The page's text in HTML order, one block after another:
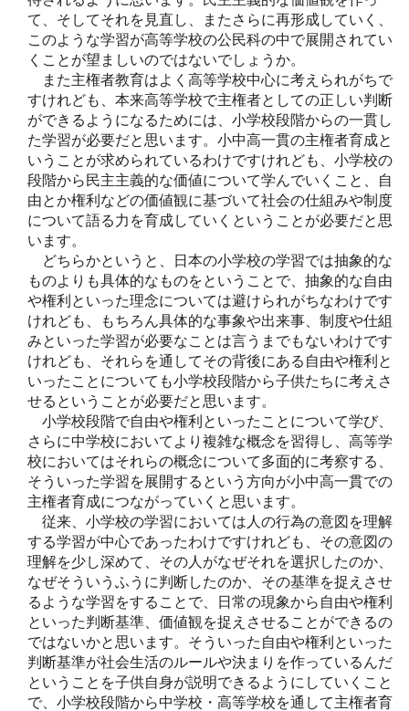
て、そしてそれを見直し、またさらに再形成していく、
このような学習が高等学校の公民科の中で展開されてい
くことが望ましいのではないでしょうか。
また主権者教育はよく高等学校中心に考えられがちで
すけれども、本来高等学校で主権者としての正しい判断
ができるようになるためには、小学校段階からの一貫し
た学習が必要だと思います。小中高一貫の主権者育成と
いうことが求められているわけですけれども、小学校の
段階から民主主義的な価値について学んでいくこと、自
由とか権利などの価値観に基づいて社会の仕組みや制度
について語る力を育成していくということが必要だと思
います。
どちらかというと、日本の小学校の学習では抽象的な
ものよりも具体的なものをということで、抽象的な自由
や権利といった理念については避けられがちなわけです
けれども、もちろん具体的な事象や出来事、制度や仕組
みといった学習が必要なことは言うまでもないわけです
けれども、それらを通してその背後にある自由や権利と
いったことについても小学校段階から子供たちに考えさ
せるということが必要だと思います。
小学校段階で自由や権利といったことについて学び、
さらに中学校においてより複雑な概念を習得し、高等学
校においてはそれらの概念について多面的に考察する、
そういった学習を展開するという方向が小中高一貫での
主権者育成につながっていくと思います。
従来、小学校の学習においては人の行為の意図を理解
する学習が中心であったわけですけれども、その意図の
理解を少し深めて、その人がなぜそれを選択したのか、
なぜそういうふうに判断したのか、その基準を捉えさせ
るような学習をすることで、日常の現象から自由や権利
といった判断基準、価値観を捉えさせることができるの
ではないかと思います。そういった自由や権利といった
判断基準が社会生活のルールや決まりを作っているんだ
ということを子供自身が説明できるようにしていくこと
で、小学校段階から中学校・高等学校を通して主権者育